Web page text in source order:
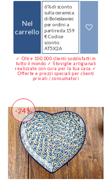
Nel
carrello
6% di sconto
sulla ceramica
di Bolesławiec
per ordini a
partire da 159
€ Codice
sconto:
AT5X2A
✓ Oltre 100.000 clienti soddisfatti in
tutto il mondo ✓ Stoviglie artigianali
realizzate con cura per la tua casa ✓
Offerte e prezzi speciali per clienti
privati / consumatori
-24%